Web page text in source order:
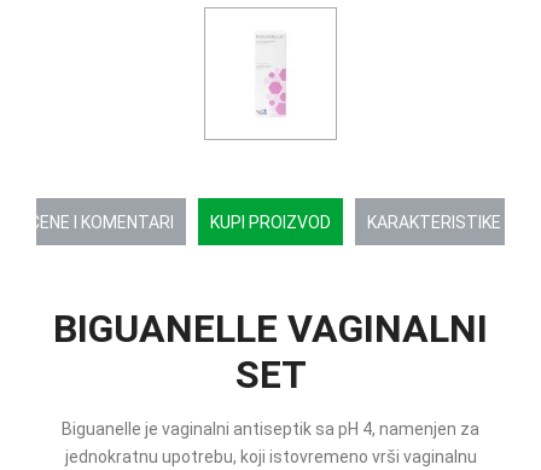
OCENE I KOMENTARI KUPI PROIZVOD KARAKTERISTIKE
BIGUANELLE VAGINALNI
SET
Biguanelle je vaginalni antiseptik sa pH 4, namenjen za
jednokratnu upotrebu, koji istovremeno vrši vaginalnu